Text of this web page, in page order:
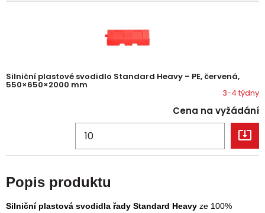
Silniční plastové svodidlo Standard Heavy – PE, červená,
550×650×2000 mm
3-4 týdny
Cena na vyžádání
Popis produktu
Silniční plastová svodidla řady Standard Heavy ze 100%